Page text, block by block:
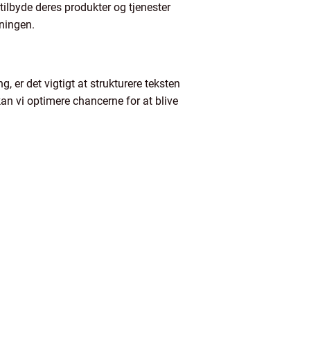
deres produkter og tjenester
er det vigtigt at strukturere teksten
vi optimere chancerne for at blive